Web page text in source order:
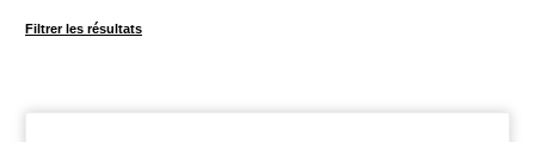
Filtrer les résultats